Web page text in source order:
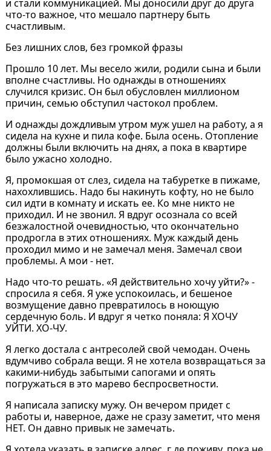
и стали коммуникацией. Мы доносили друг до друга
что-то важное, что мешало партнеру быть
счастливым.
Без лишних слов, без громкой фразы
Прошло 10 лет. Мы весело жили, родили сына и были
вполне счастливы. Но однажды в отношениях
случился кризис. Он был обусловлен миллионом
причин, семью обступил частокол проблем.
И однажды дождливым утром муж ушел на работу, а я
сидела на кухне и пила кофе. Была осень. Отопление
должны были включить на днях, а пока в квартире
было ужасно холодно.
Я, промокшая от слез, сидела на табуретке в пижаме,
нахохлившись. Надо бы накинуть кофту, но не было
сил идти в комнату и искать ее. Ко мне никто не
приходил. И не звонил. Я вдруг осознала со всей
безжалостной очевидностью, что окончательно
продрогла в этих отношениях. Муж каждый день
проходил мимо и не замечал меня. Замечал свои
проблемы. А мои - нет.
Надо что-то решать. «Я действительно хочу уйти?» -
спросила я себя. Я уже успокоилась, и бешеное
возмущение давно превратилось в ноющую
сердечную боль. И вдруг я четко поняла: Я ХОЧУ
УЙТИ. ХО-ЧУ.
Я легко достала с антресолей свой чемодан. Очень
вдумчиво собрала вещи. Я не хотела возвращаться за
какими-нибудь забытыми сапогами и опять
погружаться в это марево беспросветности.
Я написала записку мужу. Он вечером придет с
работы и, наверное, даже не сразу заметит, что меня
НЕТ. Он давно привык не замечать.